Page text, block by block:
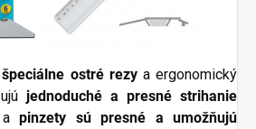
ostré rezya ergonomický
jednoduché a presné strihanie
apinzety sú presné a umožňujú